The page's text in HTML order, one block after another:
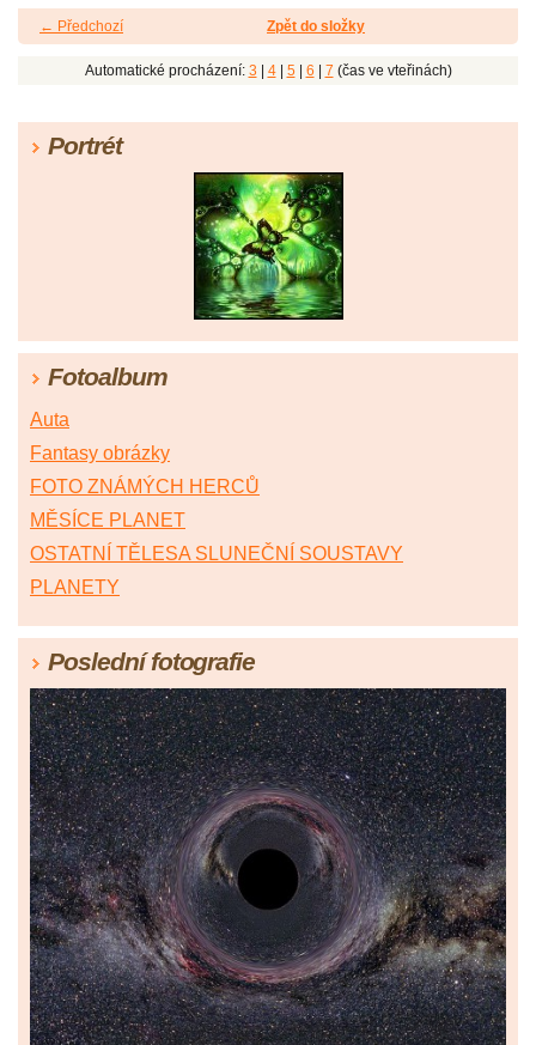
← Předchozí Zpět do složky
Automatické procházení: 3 4| 5| 6 7 (čas ve vteřinách)
Portrét
Fotoalbum
Auta
Fantasy obrázky
FOTO ZNÁMÝCH HERCŮ
MĚSÍCE PLANET
OSTATNÍ TĚLESA SLUNEČNÍ SOUSTAVY
PLANETY
Poslední fotografie